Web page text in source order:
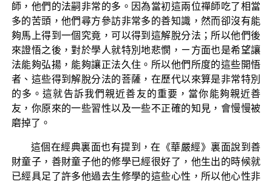
師，他們的法嗣非常的多。因為當初這兩位禪師吃了相當
多的苦頭，他們尋方參訪非常多的善知識，然而卻沒有能
夠馬上得到一個究竟，可以得到這解脫分法；所以他們後
來證悟之後，對於學人就特別地悲憫，ㄧ方面也是希望讓
法能夠弘揚，能夠讓正法久住。所以他們所度的這些開悟
者、這些得到解脫分法的菩薩，在歷代以來算是非常特別
的多。這就告訴我們親近善友的重要，當你能夠親近善
友，你原來的一些習性以及一些不正確的知見，會慢慢被
磨掉了。
這個在經典裏面也有提到，在《華嚴經》裏面說到善
財童子，善財童子他的修學已經很好了，他生出的時候就
已經具足了許多他過去生修學的這些心性，所以他心性非